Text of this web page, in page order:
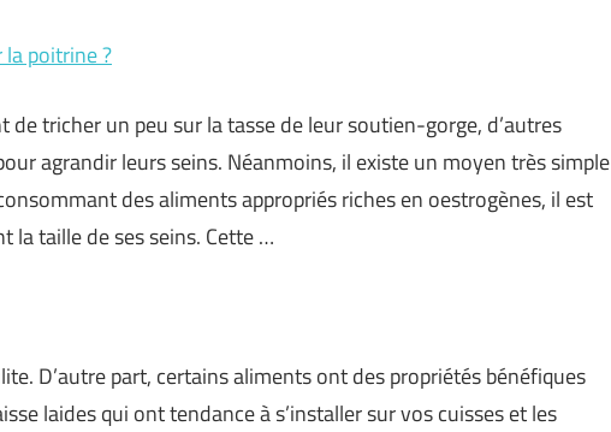
poitrine ?
tricher un peu sur la tasse de leur soutien-gorge, d’autres
agrandir leurs seins. Néanmoins, il existe un moyen très simple
des aliments appropriés riches en oestrogènes, il est
la taille de ses seins. Cette …
D’autre part, certains aliments ont des propriétés bénéfiques
laides qui ont tendance à s’installer sur vos cuisses et les